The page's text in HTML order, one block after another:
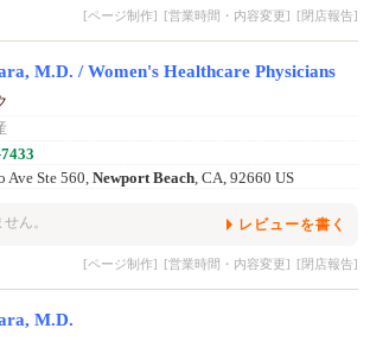
[ページ制作] [営業時間・内容変更] [閉店報告]
M.D. / Women's Healthcare Physicians
Ave Ste 560, Newport Beach, CA, 92660 US
ん。 レビューを書く
[ページ制作] [営業時間・内容変更] [閉店報告]
M.D.